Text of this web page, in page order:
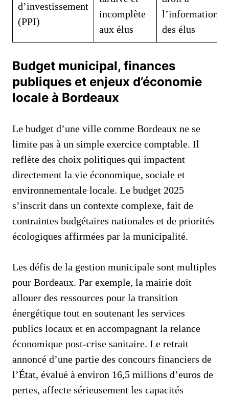
d’investissement
(PPI)
incomplète
aux élus
l’information
des élus
Budget municipal, finances
publiques et enjeux d’économie
locale à Bordeaux
Le budget d’une ville comme Bordeaux ne se
limite pas à un simple exercice comptable. Il
reflète des choix politiques qui impactent
directement la vie économique, sociale et
environnementale locale. Le budget 2025
s’inscrit dans un contexte complexe, fait de
contraintes budgétaires nationales et de priorités
écologiques affirmées par la municipalité.
Les défis de la gestion municipale sont multiples
pour Bordeaux. Par exemple, la mairie doit
allouer des ressources pour la transition
énergétique tout en soutenant les services
publics locaux et en accompagnant la relance
économique post-crise sanitaire. Le retrait
annoncé d’une partie des concours financiers de
l’État, évalué à environ 16,5 millions d’euros de
pertes, affecte sérieusement les capacités